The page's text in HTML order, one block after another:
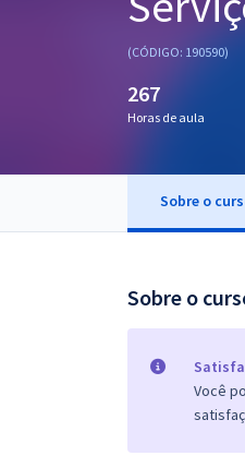
Questões grátis
(CÓDIGO: 190590)
267
Horas de aula
Sobre o
Sobre o
Você